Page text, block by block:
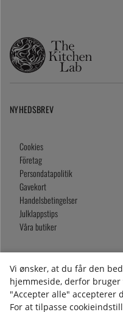
NYHEDSBREV
Cookies
Företag
Persondatapolitik
Gavekort
Handelsbetingelser
Julklappstips
Våra butiker
2026
Vi ønsker, at du får den
hjemmeside, derfor bruger
"Accepter alle" accepterer
For at tilpasse